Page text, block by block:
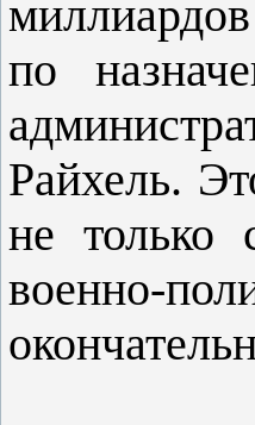
по
Райхель.
не только
военно-